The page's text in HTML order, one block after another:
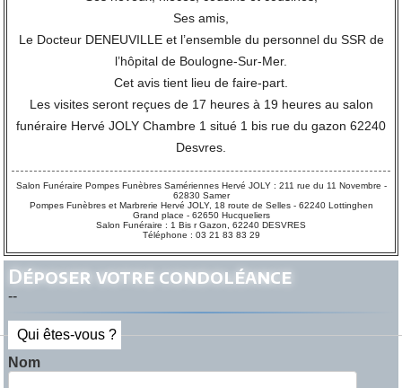
Ses amis,
Le Docteur DENEUVILLE et l’ensemble du personnel du SSR de
l’hôpital de Boulogne-Sur-Mer.
Cet avis tient lieu de faire-part.
Les visites seront reçues de 17 heures à 19 heures au salon
funéraire Hervé JOLY Chambre 1 situé 1 bis rue du gazon 62240
Desvres.
Salon Funéraire Pompes Funèbres Samériennes Hervé JOLY : 211 rue du 11 Novembre -
62830 Samer
Pompes Funèbres et Marbrerie Hervé JOLY, 18 route de Selles - 62240 Lottinghen
Grand place - 62650 Hucqueliers
Salon Funéraire : 1 Bis r Gazon, 62240 DESVRES
Téléphone : 03 21 83 83 29
Déposer votre condoléance
--
Qui êtes-vous ?
Nom